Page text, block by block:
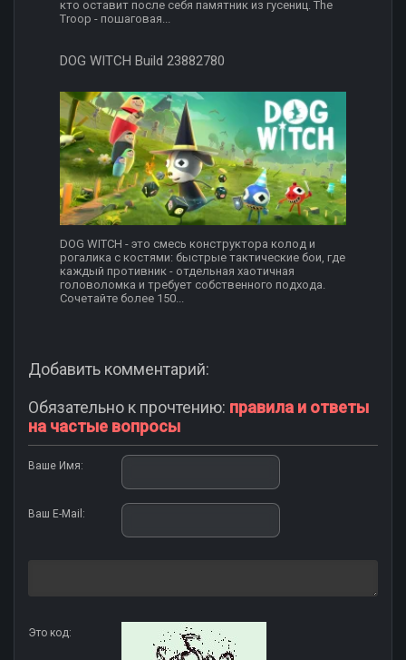
кто оставит после себя памятник из гусениц. The
Troop - пошаговая...
DOG WITCH Build 23882780
DOG WITCH - это смесь конструктора колод и
рогалика с костями: быстрые тактические бои, где
каждый противник - отдельная хаотичная
головоломка и требует собственного подхода.
Сочетайте более 150...
Добавить комментарий:
Обязательно к прочтению: правила и ответы
на частые вопросы
Ваше Имя:
Ваш E-Mail:
Это код: